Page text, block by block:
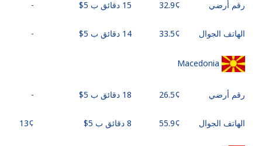
رقم أرضي 15 دقائق ب ⁦$5⁩ -
الهاتف الجوال 14 دقائق ب ⁦$5⁩ -
Macedonia
رقم أرضي 18 دقائق ب ⁦$5⁩ -
الهاتف الجوال 8 دقائق ب ⁦$5⁩